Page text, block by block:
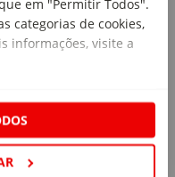
em "Permitir Todos".
categorias de cookies,
informações, visite a